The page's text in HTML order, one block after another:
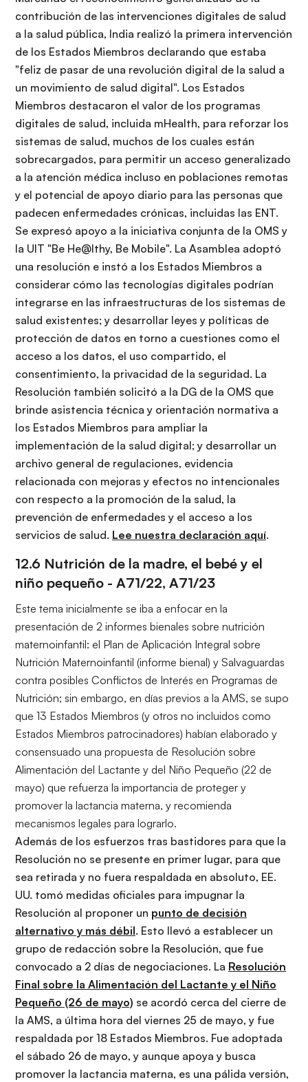
contribución de las intervenciones digitales de salud
a la salud pública, India realizó la primera intervención
de los Estados Miembros declarando que estaba
"feliz de pasar de una revolución digital de la salud a
un movimiento de salud digital". Los Estados
Miembros destacaron el valor de los programas
digitales de salud, incluida mHealth, para reforzar los
sistemas de salud, muchos de los cuales están
sobrecargados, para permitir un acceso generalizado
a la atención médica incluso en poblaciones remotas
y el potencial de apoyo diario para las personas que
padecen enfermedades crónicas, incluidas las ENT.
Se expresó apoyo a la iniciativa conjunta de la OMS y
la UIT "Be He@lthy, Be Mobile". La Asamblea adoptó
una resolución e instó a los Estados Miembros a
considerar cómo las tecnologías digitales podrían
integrarse en las infraestructuras de los sistemas de
salud existentes; y desarrollar leyes y políticas de
protección de datos en torno a cuestiones como el
acceso a los datos, el uso compartido, el
consentimiento, la privacidad de la seguridad. La
Resolución también solicitó a la DG de la OMS que
brinde asistencia técnica y orientación normativa a
los Estados Miembros para ampliar la
implementación de la salud digital; y desarrollar un
archivo general de regulaciones, evidencia
relacionada con mejoras y efectos no intencionales
con respecto a la promoción de la salud, la
prevención de enfermedades y el acceso a los
servicios de salud. Lee nuestra declaración aquí.
12.6 Nutrición de la madre, el bebé y el
niño pequeño - A71/22, A71/23
Este tema inicialmente se iba a enfocar en la
presentación de 2 informes bienales sobre nutrición
maternoinfantil: el Plan de Aplicación Integral sobre
Nutrición Maternoinfantil (informe bienal) y Salvaguardas
contra posibles Conflictos de Interés en Programas de
Nutrición; sin embargo, en días previos a la AMS, se supo
que 13 Estados Miembros (y otros no incluidos como
Estados Miembros patrocinadores) habían elaborado y
consensuado una propuesta de Resolución sobre
Alimentación del Lactante y del Niño Pequeño (22 de
mayo) que refuerza la importancia de proteger y
promover la lactancia materna, y recomienda
mecanismos legales para lograrlo.
Además de los esfuerzos tras bastidores para que la
Resolución no se presente en primer lugar, para que
sea retirada y no fuera respaldada en absoluto, EE.
UU. tomó medidas oficiales para impugnar la
Resolución al proponer un punto de decisión
alternativo y más débil. Esto llevó a establecer un
grupo de redacción sobre la Resolución, que fue
convocado a 2 días de negociaciones. La Resolución
Final sobre la Alimentación del Lactante y el Niño
Pequeño (26 de mayo) se acordó cerca del cierre de
la AMS, a última hora del viernes 25 de mayo, y fue
respaldada por 18 Estados Miembros. Fue adoptada
el sábado 26 de mayo, y aunque apoya y busca
promover la lactancia materna, es una pálida versión,